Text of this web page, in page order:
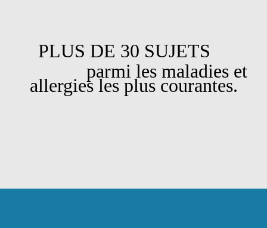
PLUS DE 30 SUJETS
parmi les maladies et
allergies les plus courantes.